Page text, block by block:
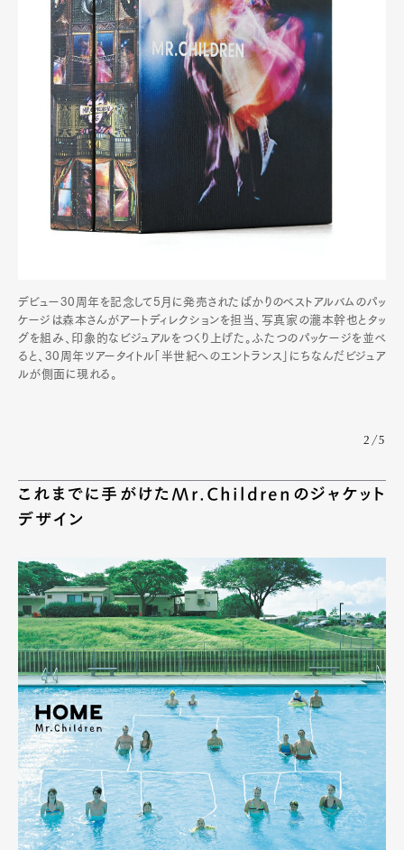
デビュー30周年を記念して5月に発売されたばかりのベストアルバムのパッ
ケージは森本さんがアートディレクションを担当、写真家の瀧本幹也とタッ
グを組み、印象的なビジュアルをつくり上げた。ふたつのパッケージを並べ
ると、30周年ツアータイトル「半世紀へのエントランス」にちなんだビジュア
ルが側面に現れる。
2/5
これまでに手がけたMr.Childrenのジャケット
デザイン